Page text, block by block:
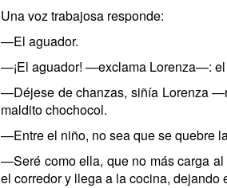
Una voz trabajosa responde:
—El aguador.
—¡El aguador! —exclama Lorenza—: el
—Déjese de chanzas, siñía Lorenza
maldito chochocol.
—Entre el niño, no sea que se quebre
—Seré como ella, que no más carga
el corredor y llega a la cocina,